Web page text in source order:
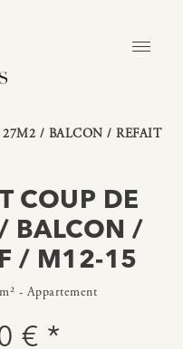
27M2 / BALCON / REFAIT
COUP DE
BALCON /
/ M12-15
- Appartement
€ *